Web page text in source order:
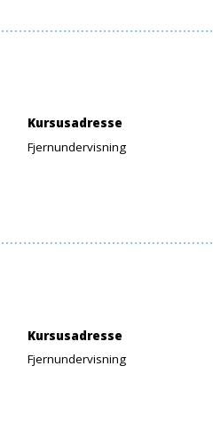
Kursusadresse
Fjernundervisning
Kursusadresse
Fjernundervisning